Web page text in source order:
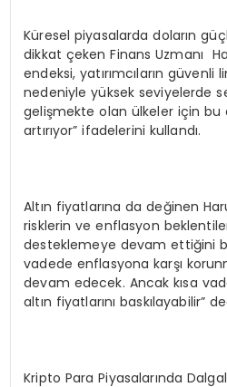
Küresel piyasalarda doların
dikkat çeken Finans Uzmanı
endeksi, yatırımcıların güvenli
nedeniyle yüksek seviyelerde
gelişmekte olan ülkeler için bu
artırıyor” ifadelerini kullandı.
Altın fiyatlarına da değinen
risklerin ve enflasyon
desteklemeye devam ettiğini
vadede enflasyona karşı
devam edecek. Ancak kısa
altın fiyatlarını baskılayabilir”
Kripto Para Piyasalarında